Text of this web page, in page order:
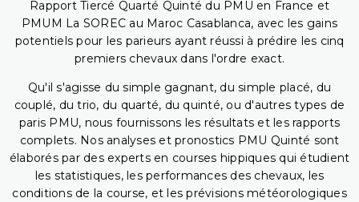
Rapport Tiercé Quarté Quinté du PMU en France et
PMUM La SOREC au Maroc Casablanca, avec les gains
potentiels pour les parieurs ayant réussi à prédire les cinq
premiers chevaux dans l'ordre exact.
Qu'il s'agisse du simple gagnant, du simple placé, du
couplé, du trio, du quarté, du quinté, ou d'autres types de
paris PMU, nous fournissons les résultats et les rapports
complets. Nos analyses et pronostics PMU Quinté sont
élaborés par des experts en courses hippiques qui étudient
les statistiques, les performances des chevaux, les
conditions de la course, et les prévisions météorologiques